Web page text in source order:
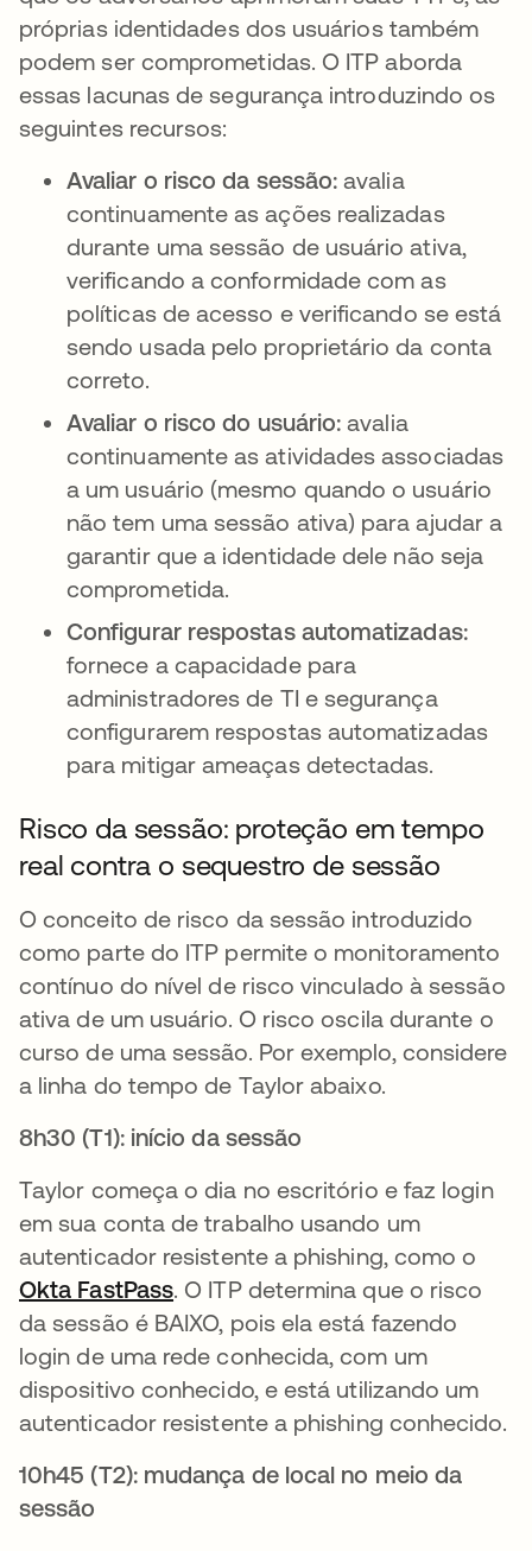
próprias identidades dos usuários também
podem ser comprometidas. O ITP aborda
essas lacunas de segurança introduzindo os
seguintes recursos:
Avaliar o risco da sessão:avalia
continuamente as ações realizadas
durante uma sessão de usuário ativa,
verificando a conformidade com as
políticas de acesso e verificando se está
sendo usada pelo proprietário da conta
correto.
Avaliar o risco do usuário:avalia
continuamente as atividades associadas
a um usuário (mesmo quando o usuário
não tem uma sessão ativa) para ajudar a
garantir que a identidade dele não seja
comprometida.
Configurar respostas automatizadas:
fornece a capacidade para
administradores de TI e segurança
configurarem respostas automatizadas
para mitigar ameaças detectadas.
Risco da sessão: proteção em tempo
real contra o sequestro de sessão
O conceito de risco da sessão introduzido
como parte do ITP permite o monitoramento
contínuo do nível de risco vinculado à sessão
ativa de um usuário. O risco oscila durante o
curso de uma sessão. Por exemplo, considere
a linha do tempo de Taylor abaixo.
8h30 (T1): início da sessão
Taylor começa o dia no escritório e faz login
em sua conta de trabalho usando um
autenticador resistente a phishing, como o
Okta FastPass. O ITP determina que o risco
da sessão é BAIXO, pois ela está fazendo
login de uma rede conhecida, com um
dispositivo conhecido, e está utilizando um
autenticador resistente a phishing conhecido.
10h45 (T2): mudança de local no meio da
sessão